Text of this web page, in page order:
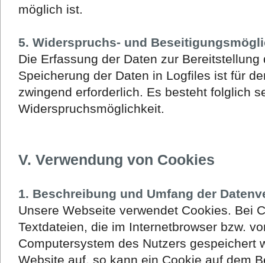
möglich ist.
5. Widerspruchs- und
Die Erfassung der Daten zur
Speicherung der Daten in Logfiles ist für
zwingend erforderlich. Es besteht folglich
Widerspruchsmöglichkeit.
V. Verwendung von Cookies
1. Beschreibung und Umfang der
Unsere Webseite verwendet Cookies. Bei
Textdateien, die im Internetbrowser bzw.
Computersystem des Nutzers gespeichert
Website auf, so kann ein Cookie auf dem